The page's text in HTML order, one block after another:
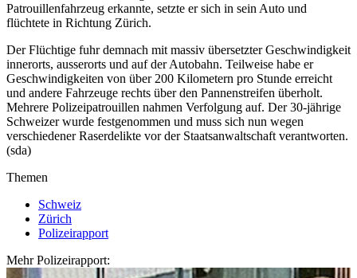
Patrouillenfahrzeug erkannte, setzte er sich in sein Auto und
flüchtete in Richtung Zürich.
Der Flüchtige fuhr demnach mit massiv übersetzter Geschwindigkeit
innerorts, ausserorts und auf der Autobahn. Teilweise habe er
Geschwindigkeiten von über 200 Kilometern pro Stunde erreicht
und andere Fahrzeuge rechts über den Pannenstreifen überholt.
Mehrere Polizeipatrouillen nahmen Verfolgung auf. Der 30-jährige
Schweizer wurde festgenommen und muss sich nun wegen
verschiedener Raserdelikte vor der Staatsanwaltschaft verantworten.
(sda)
Themen
Schweiz
Zürich
Polizeirapport
Mehr Polizeirapport: